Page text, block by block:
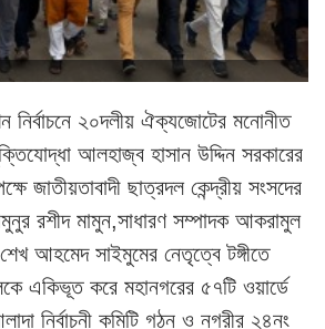
নির্বাচনে ২০দলীয় ঐক্যজোটের মনোনীত
আলহাজ্ব হাসান উদ্দিন সরকারের
জাতীয়তাবাদী ছাত্রদল কেন্দ্রীয় সংসদের
রশীদ মামুন,সাধারণ সম্পাদক আকরামুল
আহমেদ সাইমুমের নেতৃত্বে টঙ্গীতে
একিভূত করে মহানগরের ৫৭টি ওয়ার্ডে
নির্বাচনী কমিটি গঠন ও নগরীর ২৪নং